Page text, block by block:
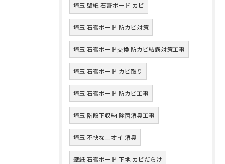
埼玉 壁紙 石膏ボード カビ
埼玉 石膏ボード 防カビ対策
埼玉 石膏ボード交換 防カビ結露対策工事
埼玉 石膏ボード カビ取り
埼玉 石膏ボード 防カビ工事
埼玉 階段下収納 除菌消臭工事
埼玉 不快なニオイ 消臭
壁紙 石膏ボード 下地 カビだらけ